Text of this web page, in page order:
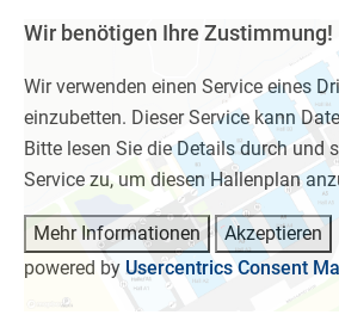
Wir benötigen Ihre Zustimmung!
Wir verwenden einen Service eines
einzubetten. Dieser Service kann
Bitte lesen Sie die Details durch und
Service zu, um diesen Hallenplan
Mehr Informationen
Akzeptieren
powered by Usercentrics Consent